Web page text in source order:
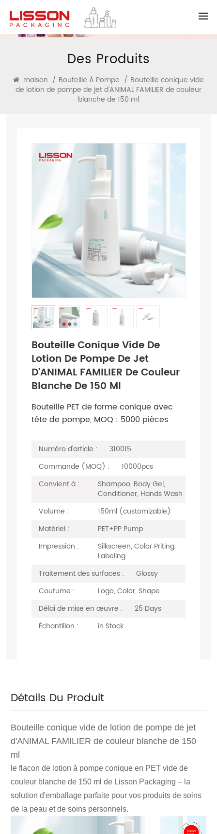
Des Produits
maison / Bouteille À Pompe / Bouteille conique vide
de lotion de pompe de jet d'ANIMAL FAMILIER de couleur
blanche de 150 ml
Bouteille Conique Vide De
Lotion De Pompe De Jet
D'ANIMAL FAMILIER De Couleur
Blanche De 150 Ml
Bouteille PET de forme conique avec
tête de pompe, MOQ : 5000 pièces
Numéro d'article :
310015
Commande (MOQ) :
10000pcs
Convient à :
Shampoo, Body Gel,
Conditioner, Hands Wash
Volume :
150ml (customizable)
Matériel :
PET+PP Pump
Impression :
Silkscreen, Color Priting,
Labeling
Traitement des surfaces :
Glossy
Coutume :
Logo, Color, Shape
Délai de mise en œuvre :
25 Days
Échantillon :
in Stock
Détails Du Produit
Bouteille conique vide de lotion de pompe de jet
d'ANIMAL FAMILIER de couleur blanche de 150
ml
le flacon de lotion à pompe conique en PET vide de
couleur blanche de 150 ml de Lisson Packaging – la
solution d'emballage parfaite pour vos produits de soins
de la peau et de soins personnels.